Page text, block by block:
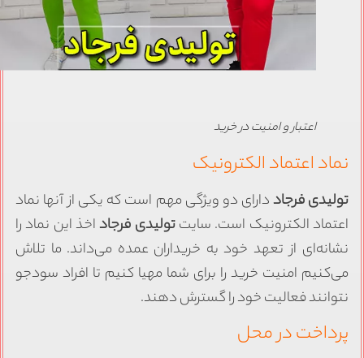
اعتبار و امنیت در خرید
اعتماد الکترونیک
فرجاددارای دو ویژگی مهم است که یکی از آنها نماد
الکترونیک است. سایتتولیدی فرجاداخذ این نماد را
از تعهد خود به خریداران عمده می‌داند. ما تلاش
امنیت خرید را برای شما مهیا کنیم تا افراد سودجو
فعالیت خود را گسترش دهند.
در محل